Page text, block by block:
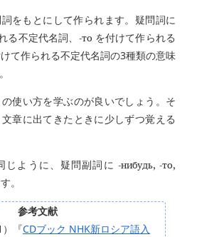
をもとにして作られます。疑問詞に
る不定代名詞、 -то を付けて作られる
て作られる不定代名詞の3種類の意味
の使い方を学ぶのが良いでしょう。そ
章に出てきたときに少しずつ覚える
じように、疑問副詞に -нибудь, -то,
。
参考文献
『CDブック NHK新ロシア語入